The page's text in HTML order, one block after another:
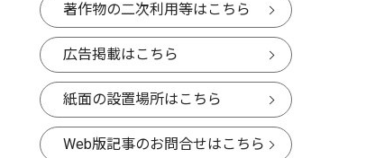
著作物の二次利用等はこちら
広告掲載はこちら
紙面の設置場所はこちら
Web版記事のお問合せはこちら